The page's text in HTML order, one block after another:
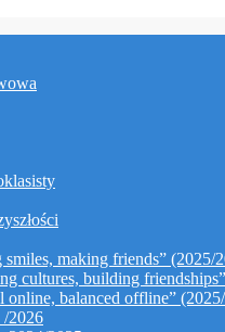
smiles, making friends” (2025/
cultures, building
online, balanced offline”
/2026